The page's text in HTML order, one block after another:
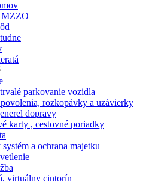
MZZO
parkovanie vozidla
rozkopávky a uzávierky
dopravy
karty , cestovné poriadky
a ochrana majetku
virtuálny cintorín